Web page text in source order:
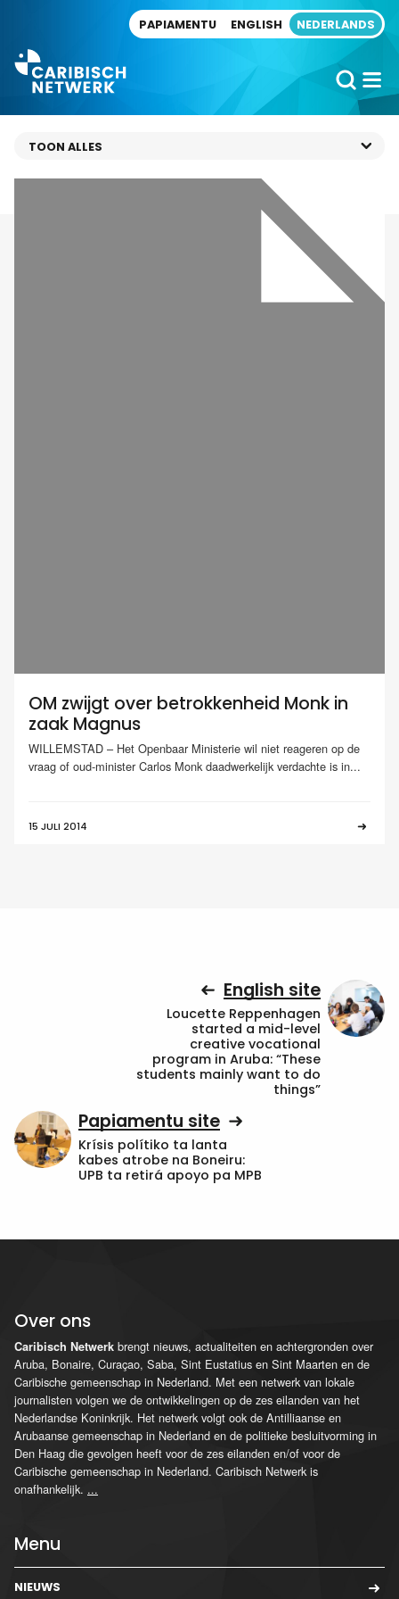
PAPIAMENTU ENGLISH NEDERLANDS
OM zwijgt over betrokkenheid Monk in
zaak Magnus
WILLEMSTAD – Het Openbaar Ministerie wil niet reageren op de
vraag of oud-minister Carlos Monk daadwerkelijk verdachte is in...
15 JULI 2014
English site
Loucette Reppenhagen
started a mid-level
creative vocational
program in Aruba: “These
students mainly want to do
things”
Papiamentu site
Krísis polítiko ta lanta
kabes atrobe na Boneiru:
UPB ta retirá apoyo pa MPB
Over ons
Caribisch Netwerk brengt nieuws, actualiteiten en achtergronden over
Aruba, Bonaire, Curaçao, Saba, Sint Eustatius en Sint Maarten en de
Caribische gemeenschap in Nederland. Met een netwerk van lokale
journalisten volgen we de ontwikkelingen op de zes eilanden van het
Nederlandse Koninkrijk. Het netwerk volgt ook de Antilliaanse en
Arubaanse gemeenschap in Nederland en de politieke besluitvorming in
Den Haag die gevolgen heeft voor de zes eilanden en/of voor de
Caribische gemeenschap in Nederland. Caribisch Netwerk is
onafhankelijk. ...
Menu
NIEUWS